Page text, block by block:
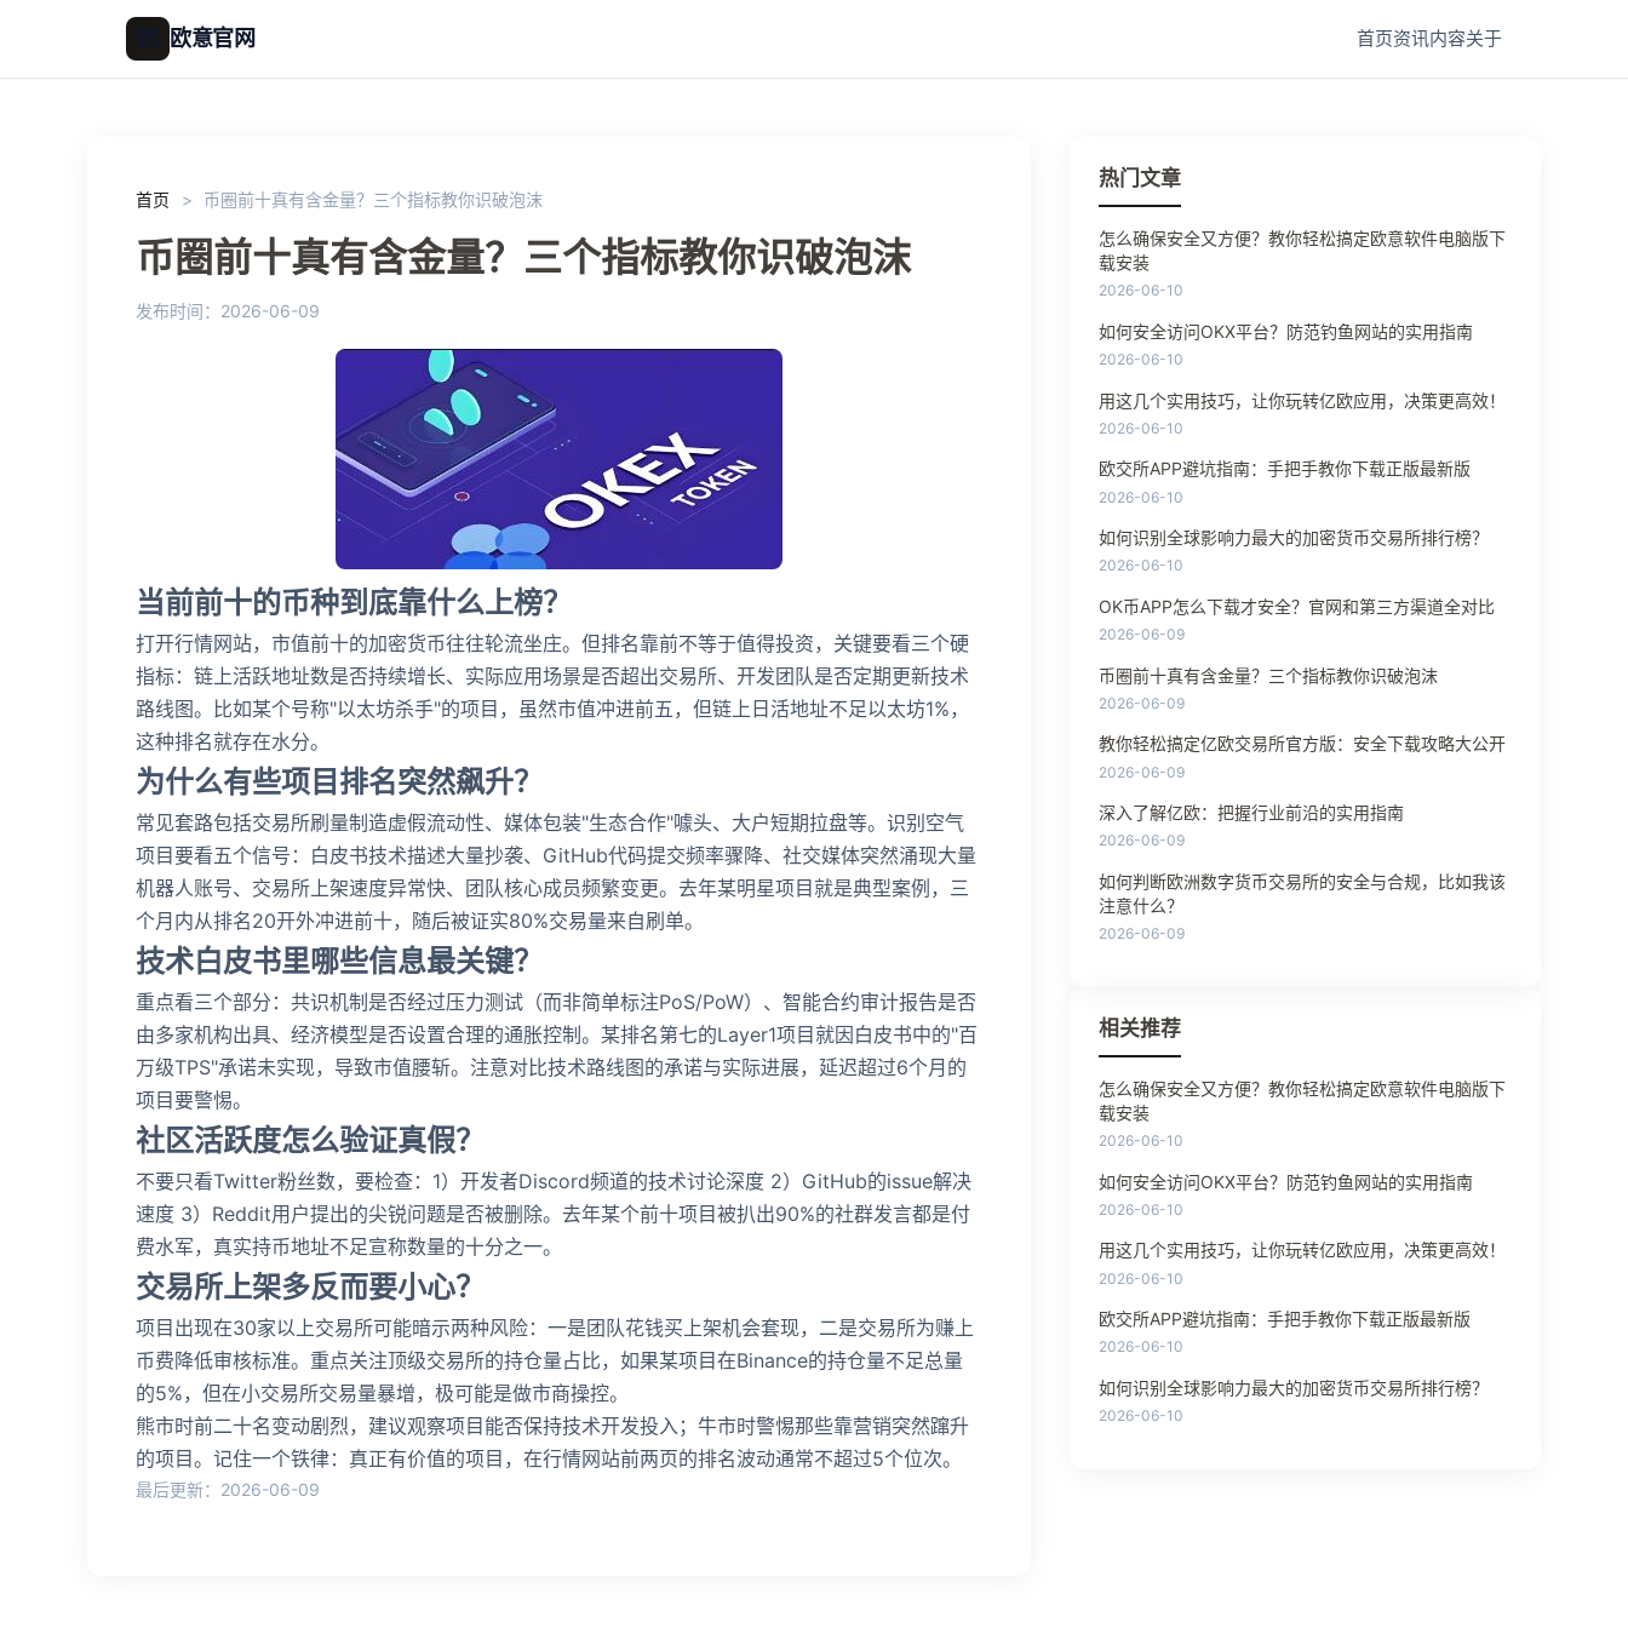
欧意官网 首页资讯内容关于
首页 > 币圈前十真有含金量？三个指标教你识破泡沫
币圈前十真有含金量？三个指标教你识破泡沫
发布时间：2026-06-09
当前前十的币种到底靠什么上榜？
打开行情网站，市值前十的加密货币往往轮流坐庄。但排名靠前不等于值得投资，关键要看三个硬
指标：链上活跃地址数是否持续增长、实际应用场景是否超出交易所、开发团队是否定期更新技术
路线图。比如某个号称"以太坊杀手"的项目，虽然市值冲进前五，但链上日活地址不足以太坊1%，
这种排名就存在水分。
为什么有些项目排名突然飙升？
常见套路包括交易所刷量制造虚假流动性、媒体包装"生态合作"噱头、大户短期拉盘等。识别空气
项目要看五个信号：白皮书技术描述大量抄袭、GitHub代码提交频率骤降、社交媒体突然涌现大量
机器人账号、交易所上架速度异常快、团队核心成员频繁变更。去年某明星项目就是典型案例，三
个月内从排名20开外冲进前十，随后被证实80%交易量来自刷单。
技术白皮书里哪些信息最关键？
重点看三个部分：共识机制是否经过压力测试（而非简单标注PoS/PoW）、智能合约审计报告是否
由多家机构出具、经济模型是否设置合理的通胀控制。某排名第七的Layer1项目就因白皮书中的"百
万级TPS"承诺未实现，导致市值腰斩。注意对比技术路线图的承诺与实际进展，延迟超过6个月的
项目要警惕。
社区活跃度怎么验证真假？
不要只看Twitter粉丝数，要检查：1）开发者Discord频道的技术讨论深度 2）GitHub的issue解决
速度 3）Reddit用户提出的尖锐问题是否被删除。去年某个前十项目被扒出90%的社群发言都是付
费水军，真实持币地址不足宣称数量的十分之一。
交易所上架多反而要小心？
项目出现在30家以上交易所可能暗示两种风险：一是团队花钱买上架机会套现，二是交易所为赚上
币费降低审核标准。重点关注顶级交易所的持仓量占比，如果某项目在Binance的持仓量不足总量
的5%，但在小交易所交易量暴增，极可能是做市商操控。
熊市时前二十名变动剧烈，建议观察项目能否保持技术开发投入；牛市时警惕那些靠营销突然蹿升
的项目。记住一个铁律：真正有价值的项目，在行情网站前两页的排名波动通常不超过5个位次。
最后更新：2026-06-09
热门文章
怎么确保安全又方便？教你轻松搞定欧意软件电脑版下
载安装
2026-06-10
如何安全访问OKX平台？防范钓鱼网站的实用指南
2026-06-10
用这几个实用技巧，让你玩转亿欧应用，决策更高效！
2026-06-10
欧交所APP避坑指南：手把手教你下载正版最新版
2026-06-10
如何识别全球影响力最大的加密货币交易所排行榜？
2026-06-10
OK币APP怎么下载才安全？官网和第三方渠道全对比
2026-06-09
币圈前十真有含金量？三个指标教你识破泡沫
2026-06-09
教你轻松搞定亿欧交易所官方版：安全下载攻略大公开
2026-06-09
深入了解亿欧：把握行业前沿的实用指南
2026-06-09
如何判断欧洲数字货币交易所的安全与合规，比如我该
注意什么？
2026-06-09
相关推荐
怎么确保安全又方便？教你轻松搞定欧意软件电脑版下
载安装
2026-06-10
如何安全访问OKX平台？防范钓鱼网站的实用指南
2026-06-10
用这几个实用技巧，让你玩转亿欧应用，决策更高效！
2026-06-10
欧交所APP避坑指南：手把手教你下载正版最新版
2026-06-10
如何识别全球影响力最大的加密货币交易所排行榜？
2026-06-10